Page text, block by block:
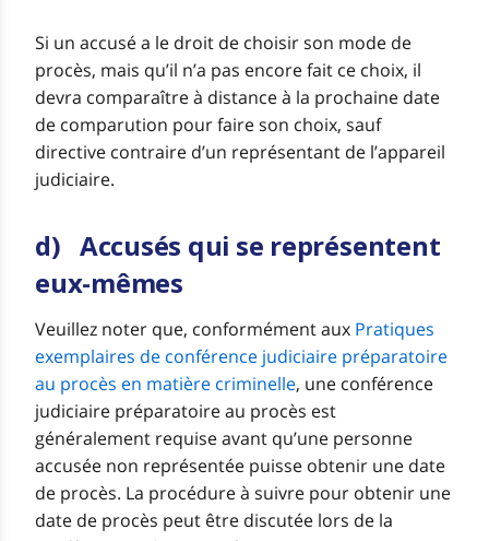
Si un accusé a le droit de choisir son mode de
procès, mais qu’il n’a pas encore fait ce choix, il
devra comparaître à distance à la prochaine date
de comparution pour faire son choix, sauf
directive contraire d’un représentant de l’appareil
judiciaire.
d) Accusés qui se représentent
eux-mêmes
Veuillez noter que, conformément aux Pratiques
exemplaires de conférence judiciaire préparatoire
au procès en matière criminelle, une conférence
judiciaire préparatoire au procès est
généralement requise avant qu’une personne
accusée non représentée puisse obtenir une date
de procès. La procédure à suivre pour obtenir une
date de procès peut être discutée lors de la